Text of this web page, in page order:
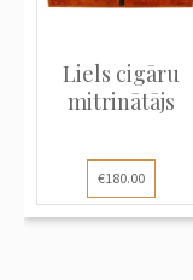
Liels cigāru
mitrinātājs
€180.00